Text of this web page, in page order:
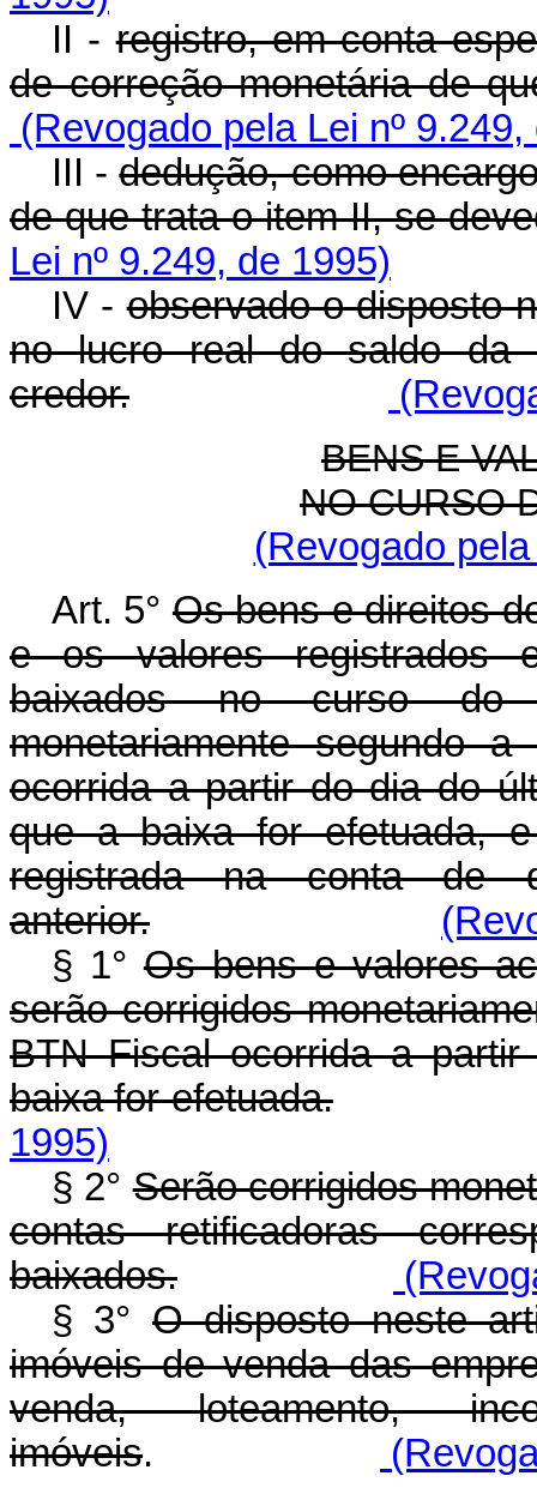
II -registro, em conta
de correção monetária de
(Revogado pela Lei nº
III -dedução, como
de que trata o item II, se
Lei nº 9.249, de 1995)
IV -observado o disposto
no lucro real do saldo
credor.
BENS E
NO CURSO
(Revogado
Art. 5° Os bens e direitos
e os valores registrados
baixados no curso do
monetariamente segundo
ocorrida a partir do dia do
que a baixa for efetuada,
registrada na conta
anterior.
§ 1°Os bens e valores
serão corrigidos
BTN Fiscal ocorrida a
baixa for efetuada.
1995)
§ 2°Serão corrigidos
contas retificadoras
baixados.
§ 3° O disposto neste
imóveis de venda das
venda, loteamento,
imóveis.